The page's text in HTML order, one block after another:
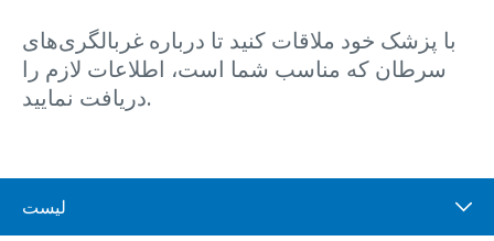
با پزشک خود ملاقات کنید تا درباره غربالگری‌های
سرطان که مناسب شما است، اطلاعات لازم را
دریافت نمایید.
لیست